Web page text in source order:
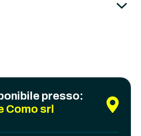
presso:
Como srl